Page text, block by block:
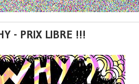
- PRIX LIBRE !!!